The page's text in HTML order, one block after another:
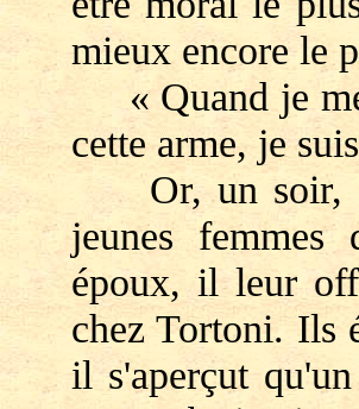
mieux encore le
« Quand je
cette arme, je
Or, un soir,
jeunes femmes
époux, il leur
chez Tortoni. Ils
il s'aperçut